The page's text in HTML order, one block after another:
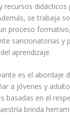
recursos didácticos
se trabaja
proceso
sancionatorias y
aprendizaje.
es el abordaje
a jóvenes y
basadas en el
brinda